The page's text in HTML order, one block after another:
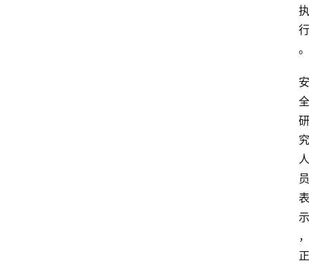
执
行
。
安
全
研
究
人
员
表
示
，
正